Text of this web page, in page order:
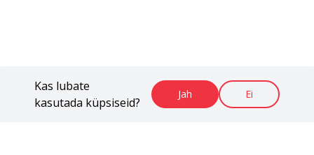
Kas lubate
kasutada küpsiseid?
Jah Ei